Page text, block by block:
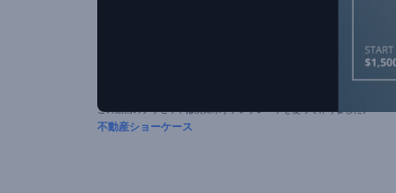
この動画のプリセットは次に示すテンプレートを使って作りました。
不動産ショーケース